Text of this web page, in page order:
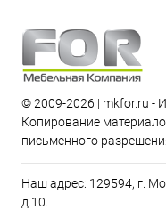
© 2009-2026 | mkfor.ru -
Копирование
письменного
Наш адрес: 129594, г.
д.10.